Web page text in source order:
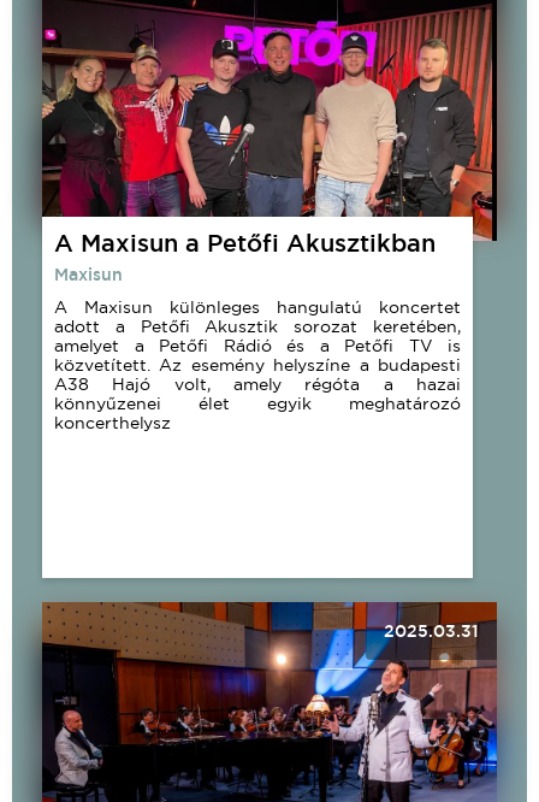
A Maxisun a Petőfi Akusztikban
Maxisun
A Maxisun különleges hangulatú koncertet
adott a Petőfi Akusztik sorozat keretében,
amelyet a Petőfi Rádió és a Petőfi TV is
közvetített. Az esemény helyszíne a budapesti
A38 Hajó volt, amely régóta a hazai
könnyűzenei élet egyik meghatározó
koncerthelysz
2025.03.31